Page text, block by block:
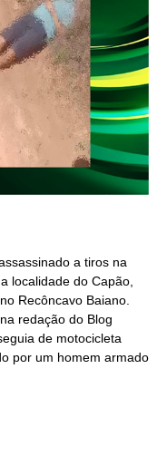
a tiros na
localidade do Capão,
Recôncavo Baiano.
redação do Blog
de motocicleta
por um homem armado